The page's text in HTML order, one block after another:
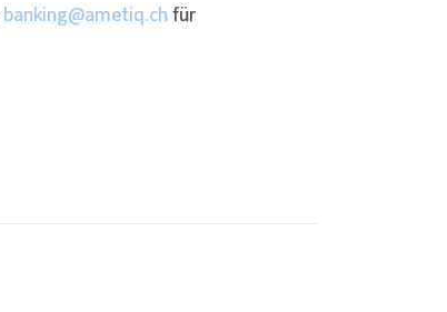
banking@ametiq.chfür